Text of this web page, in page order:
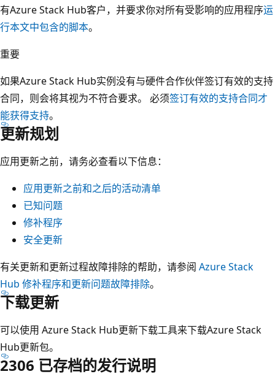
有Azure Stack Hub客户，并要求你对所有受影响的应用程序运
行本文中包含的脚本。
重要
如果Azure Stack Hub实例没有与硬件合作伙伴签订有效的支持
合同，则会将其视为不符合要求。 必须签订有效的支持合同才
能获得支持。
更新规划
应用更新之前，请务必查看以下信息：
应用更新之前和之后的活动清单
已知问题
修补程序
安全更新
有关更新和更新过程故障排除的帮助，请参阅 Azure Stack
Hub 修补程序和更新问题故障排除。
下载更新
可以使用 Azure Stack Hub更新下载工具来下载Azure Stack
Hub更新包。
2306 已存档的发行说明